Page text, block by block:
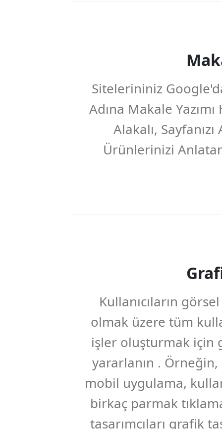
Sitelerininiz
Adına Makale
Alakalı,
Ürünlerinizi
Kullanıcıların
olmak üzere tüm
işler oluşturmak için
yararlanın .
mobil uygulama,
birkaç parmak
tasarımcıları grafik